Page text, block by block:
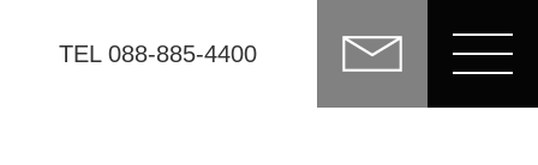
TEL 088-885-4400